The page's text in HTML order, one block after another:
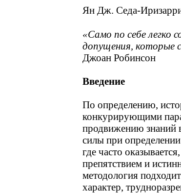
Ян Дж. Седа-
«Само по себе легко
допущения, которые
Джоан Робинсон
Введение
По определению,
конкурирующими
продвижению знаний
силы при
где часто
препятствием и
методология
характер,